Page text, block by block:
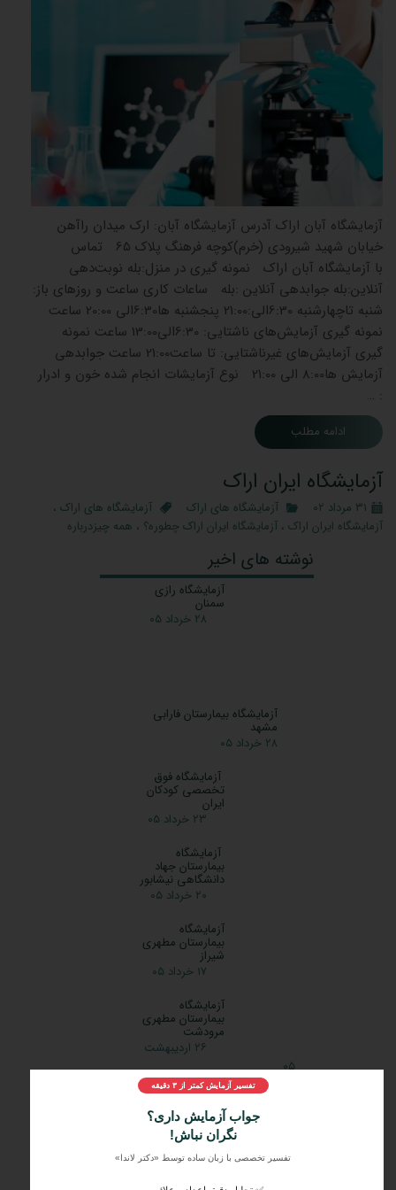
آزمایشگاه آبان اراک آدرس آزمایشگاه آبان: ارک میدان راآهن
خیابان شهید شیرودی (خرم)کوچه فرهنگ پلاک 65 تماس
با آزمایشگاه آبان اراک نمونه گیری در منزل:بله نوبت‌دهی
آنلاین:بله جوابدهی آنلاین :بله ساعات کاری ساعت و روزهای باز:
شنبه تاچهارشنبه 6:30الی:21:00 پنجشنبه ها6:30الی 20:00 ساعت
نمونه گیری آزمایش‌های ناشتایی: 6:30الی13:00 ساعت نمونه
گیری آزمایش‌های غیرناشتایی: تا ساعت21:00 ساعت جوابدهی
آزمایش ‌ها8:00 الی 21:00 نوع آزمایشات انجام شده خون و ادرار
: …
ادامه مطلب
آزمایشگاه ایران اراک
۳۱ مرداد ۰۲ آزمایشگاه های اراک آزمایشگاه های اراک ،
آزمایشگاه ایران اراک ، آزمایشگاه ایران اراک چطوره؟ ، همه چیزدرباره
خمینی،ابتدای 12 متری ،جنب بانک مسکن،ساختمان پزشکان ایران
کلینیک تماس باآزمایشگاه ایران اراک نمونه گیری در منزل: بله
7:00الی18:00 ساعت نمونه گیری آزمایش‌های ناشتایی:
7:00الی12:00 ساعت نمونه گیری آزمایش‌های غیرناشتایی: تا
۴ ۵
آزمایشگاه رازی
سمنان
۲۸ خرداد ۰۵
آزمایشگاه بیمارستان فارابی
مشهد
۲۸ خرداد ۰۵
آزمایشگاه فوق
تخصصی کودکان
ایران
۲۳ خرداد ۰۵
تفسیر آزمایش کمتر از ۳ دقیقه
جواب آزمایش داری؟
نگران نباش!
تفسیر تخصصی با زبان ساده توسط «دکتر لاندا»